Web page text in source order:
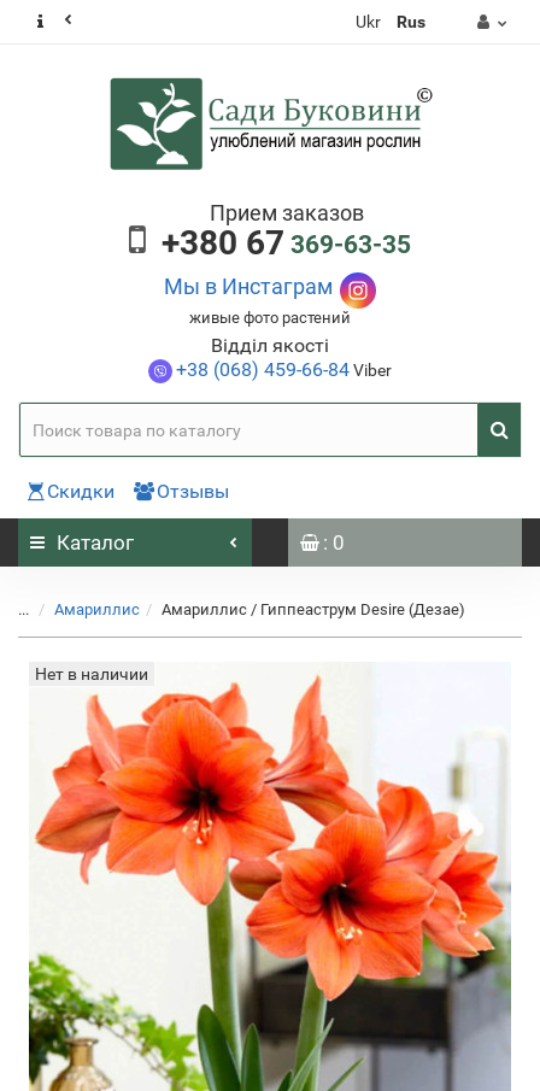
Ukr Rus
Прием заказов
+380 67 369-63-35
Мы в Инстаграм
живые фото растений
Відділ якості
+38 (068) 459-66-84Viber
Скидки Отзывы
Каталог : 0
... Амариллис Амариллис / Гиппеаструм Desire (Дезае)
Нет в наличии